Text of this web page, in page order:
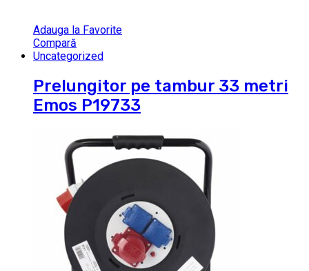
Adauga la Favorite
Compară
Uncategorized
Prelungitor pe tambur 33 metri
Emos P19733